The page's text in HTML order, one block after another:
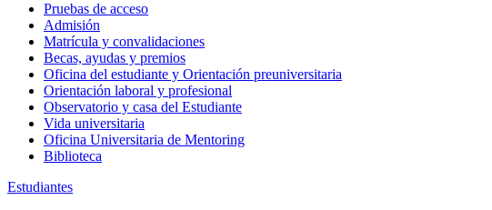
Pruebas de acceso
Admisión
Matrícula y convalidaciones
Becas, ayudas y premios
Oficina del estudiante y Orientación preuniversitaria
Orientación laboral y profesional
Observatorio y casa del Estudiante
Vida universitaria
Oficina Universitaria de Mentoring
Biblioteca
Estudiantes